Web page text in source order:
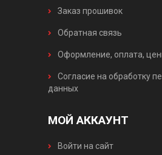
Заказ прошивок
Обратная связь
Оформление, оплата,
Согласие на обработку
данных
МОЙ АККАУНТ
Войти на сайт